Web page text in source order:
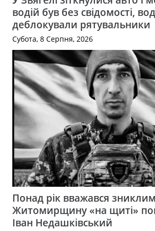
водій був без свідомості,
деблокували рятувальники
Субота, 8 Серпня, 2026
Понад рік вважався
Житомирщину «на щиті»
Іван Недашківський